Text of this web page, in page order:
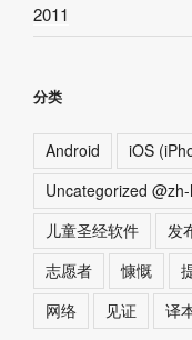
2011
分类
Android iOS
Uncategorized
儿童圣经软件
发
志愿者
慷慨
网络
见证 译